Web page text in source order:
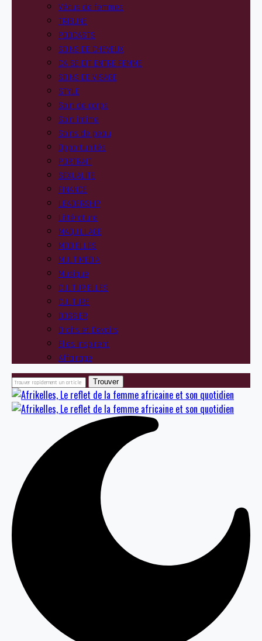
Vécus de femmes
TRIBUNE
PODCASTS
SOINS DE CHEVEUX
CA SE DIT ENTRE FEMME
SOINS DE VISAGE
STYLE
Soin de corps
Soin intime
Soins de peau
Opportunités
PORTRAIT
SEXUALITE
FINANCE
LEADERSHIP
Littérature
MAQUILLAGE
MOD’ELLES
MULTIMEDIA
Musique
CULTUR’ELLES
CULTURE
DOSSIER
Droits et Devoirs
Elles Inspirent
Affairage